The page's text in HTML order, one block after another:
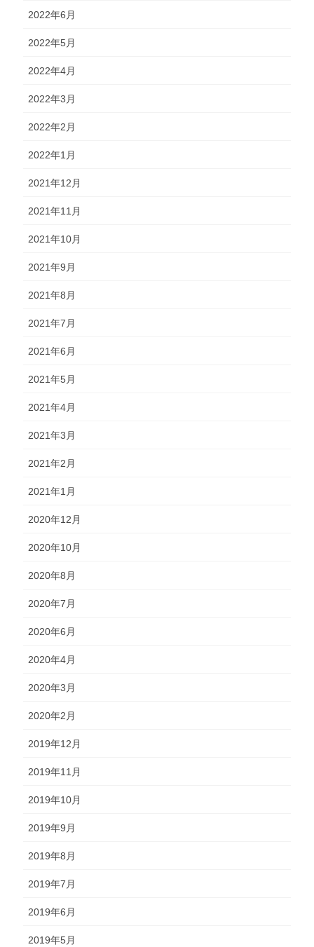
2022年6月
2022年5月
2022年4月
2022年3月
2022年2月
2022年1月
2021年12月
2021年11月
2021年10月
2021年9月
2021年8月
2021年7月
2021年6月
2021年5月
2021年4月
2021年3月
2021年2月
2021年1月
2020年12月
2020年10月
2020年8月
2020年7月
2020年6月
2020年4月
2020年3月
2020年2月
2019年12月
2019年11月
2019年10月
2019年9月
2019年8月
2019年7月
2019年6月
2019年5月